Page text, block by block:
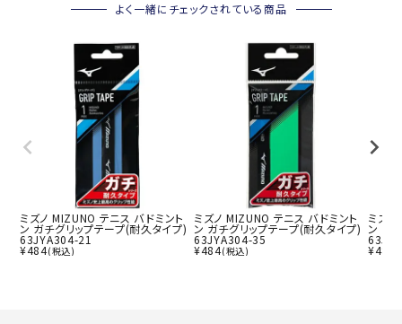
よく一緒にチェックされている商品
ミズノ MIZUNO テニス バドミント
ン ガチグリップテープ(耐久タイプ)
63JYA304-21
¥484(税込)
ミズノ MIZUNO テニス バドミント
ン ガチグリップテープ(耐久タイプ)
63JYA304-35
¥484(税込)
ミズ
ン ガ
¥484